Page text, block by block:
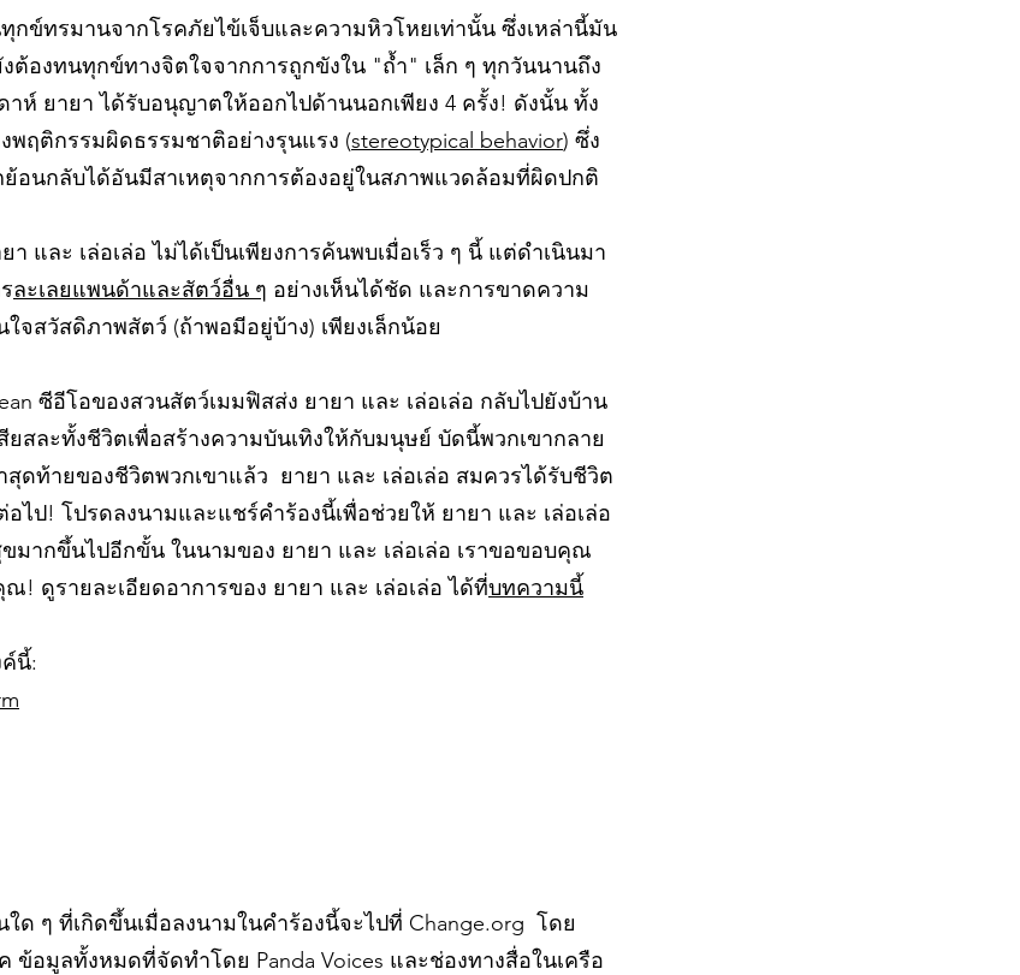
กข์ทรมานจากโรคภัยไข้เจ็บและความหิวโหยเท่านั้น ซึ่งเหล่านี้มัน
ต้องทนทุกข์ทางจิตใจจากการถูกขังใน "ถ้ำ" เล็ก ๆ ทุกวันนานถึง
าห์ ยายา ได้รับอนุญาตให้ออกไปด้านนอกเพียง 4 ครั้ง! ดังนั้น ทั้ง
พฤติกรรมผิดธรรมชาติอย่างรุนแรง (stereotypical behavior) ซึ่ง
อนกลับได้อันมีสาเหตุจากการต้องอยู่ในสภาพแวดล้อมที่ผิดปกติ
และ เล่อเล่อ ไม่ได้เป็นเพียงการค้นพบเมื่อเร็ว ๆ นี้ แต่ดำเนินมา
ละเลยแพนด้าและสัตว์อื่น ๆ อย่างเห็นได้ชัด และการขาดความ
จสวัสดิภาพสัตว์ (ถ้าพอมีอยู่บ้าง) เพียงเล็กน้อย
ซีอีโอของสวนสัตว์เมมฟิสส่ง ยายา และ เล่อเล่อ กลับไปยังบ้าน
ยสละทั้งชีวิตเพื่อสร้างความบันเทิงให้กับมนุษย์ บัดนี้พวกเขากลาย
สุดท้ายของชีวิตพวกเขาแล้ว ยายา และ เล่อเล่อ สมควรได้รับชีวิต
ป! โปรดลงนามและแชร์คำร้องนี้เพื่อช่วยให้ ยายา และ เล่อเล่อ
ากขึ้นไปอีกขั้น ในนามของ ยายา และ เล่อเล่อ เราขอขอบคุณ
! ดูรายละเอียดอาการของ ยายา และ เล่อเล่อ ได้ที่บทความนี้
นี้:
ใด ๆ ที่เกิดขึ้นเมื่อลงนามในคำร้องนี้จะไปที่ Change.org โดย
ข้อมูลทั้งหมดที่จัดทำโดย Panda Voices และช่องทางสื่อในเครือ